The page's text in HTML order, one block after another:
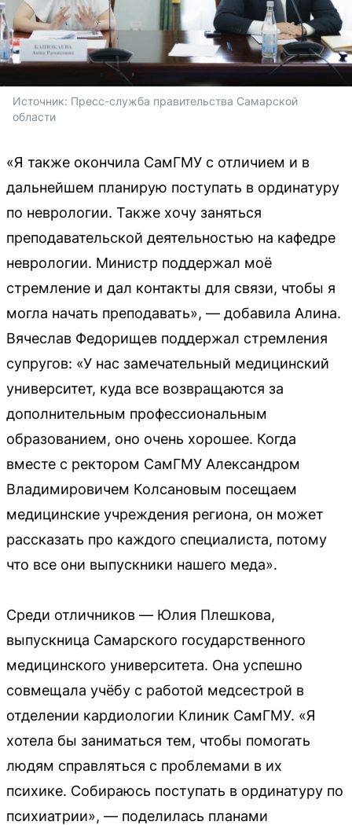
Источник: Пресс-служба правительства Самарской
области
«Я также окончила СамГМУ с отличием и в
дальнейшем планирую поступать в ординатуру
по неврологии. Также хочу заняться
преподавательской деятельностью на кафедре
неврологии. Министр поддержал моё
стремление и дал контакты для связи, чтобы я
могла начать преподавать», — добавила Алина.
Вячеслав Федорищев поддержал стремления
супругов: «У нас замечательный медицинский
университет, куда все возвращаются за
дополнительным профессиональным
образованием, оно очень хорошее. Когда
вместе с ректором СамГМУ Александром
Владимировичем Колсановым посещаем
медицинские учреждения региона, он может
рассказать про каждого специалиста, потому
что все они выпускники нашего меда».
Среди отличников — Юлия Плешкова,
выпускница Самарского государственного
медицинского университета. Она успешно
совмещала учёбу с работой медсестрой в
отделении кардиологии Клиник СамГМУ. «Я
хотела бы заниматься тем, чтобы помогать
людям справляться с проблемами в их
психике. Собираюсь поступать в ординатуру по
психиатрии», — поделилась планами